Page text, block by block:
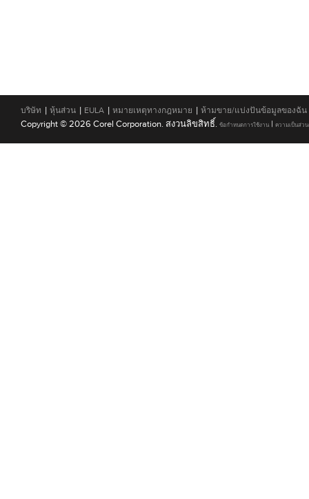
บริษัท | หุ้นส่วน | EULA | หมายเหตุทางกฎหมาย | ห้ามขาย/แบ่งปันข้อมูลของฉัน
Copyright © 2026 Corel Corporation. สงวนลิขสิทธิ์. ข้อกำหนดการใช้งาน | ความเป็นส่ว